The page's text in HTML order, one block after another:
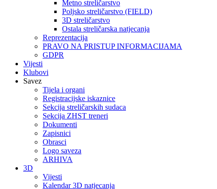
Metno streličarstvo
Poljsko streličarstvo (FIELD)
3D streličarstvo
Ostala streličarska natjecanja
Reprezentacija
PRAVO NA PRISTUP INFORMACIJAMA
GDPR
Vijesti
Klubovi
Savez
Tijela i organi
Registracijske iskaznice
Sekcija streličarskih sudaca
Sekcija ZHST treneri
Dokumenti
Zapisnici
Obrasci
Logo saveza
ARHIVA
3D
Vijesti
Kalendar 3D natjecanja